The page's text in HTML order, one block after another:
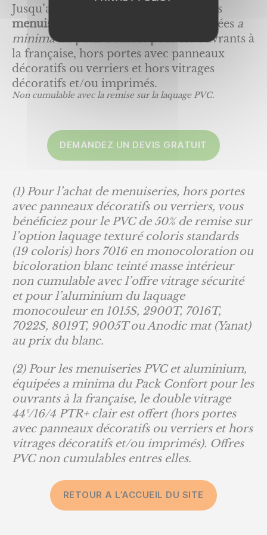
Jusqu’au 28 octobre, il est offert sur les
menuiseries aluminium et PVC
, équipées a
minimadu pack Confort pour les ouvrants à
la française, hors portes avec panneaux
décoratifs ou verriers et hors vitrages
décoratifs et/ou imprimés.
Non cumulable avec la remise sur la laquage PVC.
DEMANDEZ UN DEVIS GRATUIT
(1) Pour l’achat de menuiseries, hors portes
avec panneaux décoratifs ou verriers, vous
bénéficiez pour le PVC de 50% de remise sur
l’option laquage texturé coloris standards
(19 coloris) hors 7016 en monocoloration ou
bicoloration blanc teinté masse intérieur
non cumulable avec l’offre vitrage sécurité
et pour l’aluminium du laquage
monocouleur en 1015S, 2900T, 7016T,
7022S, 8019T, 9005T ou Anodic mat (Yanat)
au prix du blanc.
(2) Pour les menuiseries PVC et aluminium,
équipées a minima du Pack Confort pour les
ouvrants à la française, le double vitrage
44²/16/4 PTR+ clair est offert (hors portes
avec panneaux décoratifs ou verriers et hors
vitrages décoratifs et/ou imprimés). Offres
PVC non cumulables entres elles.
RETOUR A L’ACCUEIL DU SITE